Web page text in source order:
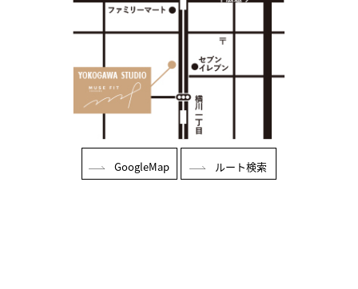
GoogleMap ルート検索